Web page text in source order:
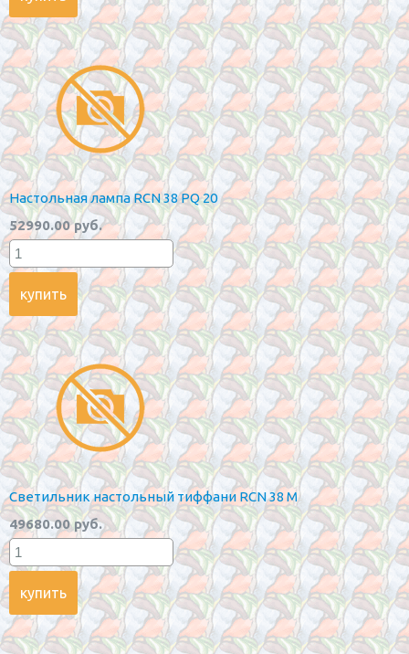
Настольная лампа RCN 38 PQ 20
52990.00 руб.
Светильник настольный тиффани RCN 38 M
49680.00 руб.